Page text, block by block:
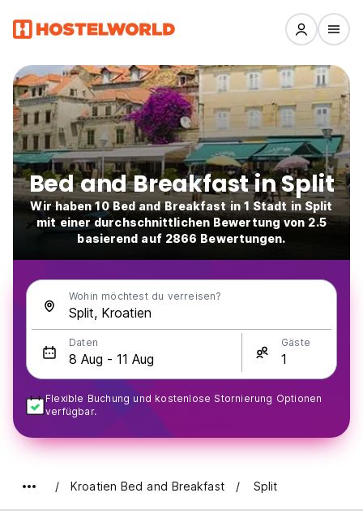
Bed and Breakfast in Split
Wir haben 10 Bed and Breakfast in 1 Stadt in Split
mit einer durchschnittlichen Bewertung von 2.5
basierend auf 2866 Bewertungen.
Wohin möchtest du verreisen?
Daten Gäste
Flexible Buchung und kostenlose Stornierung Optionen
verfügbar.
Kroatien Bed and Breakfast Split